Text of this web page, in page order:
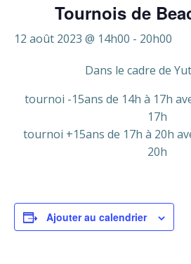
Tournois de
12 août 2023 @ 14h00 - 20h00
Dans le cadre de
tournoi -15ans de 14h à 17h
17h
tournoi +15ans de 17h à 20h
20h
Ajouter au calendrier